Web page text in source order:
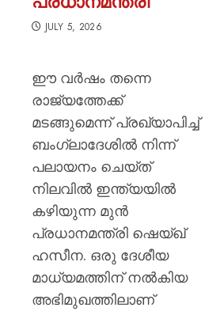
JULY 5, 2026
ഈ വര്‍ഷം തന്നെ
രാജ്യത്തേക്ക്
മടങ്ങുമെന്ന് പ്രഖ്യാപിച്ച്
ബംഗ്ലാദേശില്‍ നിന്ന്
പലായനം ചെയ്ത്
നിലവില്‍ ഇന്ത്യയില്‍
കഴിയുന്ന മുന്‍
പ്രധാനമന്ത്രി ഷെയ്ഖ്
ഹസീന. ഒരു ദേശീയ
മാധ്യമത്തിന് നല്‍കിയ
അഭിമുഖത്തിലാണ്